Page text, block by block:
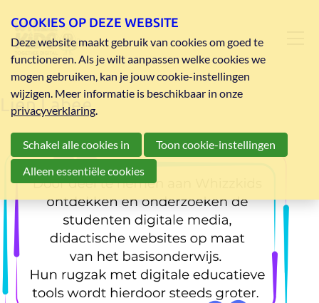
Lien Labee
COOKIES OP DEZE WEBSITE
Deze website maakt gebruik van cookies om goed te
functioneren. Als je wilt aanpassen welke cookies we
mogen gebruiken, kan je jouw cookie-instellingen
wijzigen. Meer informatie is beschikbaar in onze
privacyverklaring.
Schakel alle cookies in
Toon cookie-instellingen
Alleen essentiële cookies